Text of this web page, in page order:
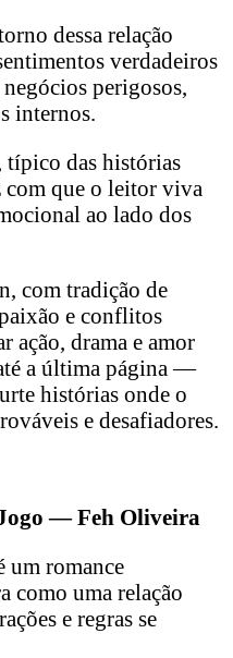
dessa relação
verdadeiros
perigosos,
internos.
típico das histórias
com que o leitor viva
ao lado dos
com tradição de
e conflitos
ação, drama e amor
a última página —
histórias onde o
e desafiadores.
— Feh Oliveira
um romance
como uma relação
e regras se